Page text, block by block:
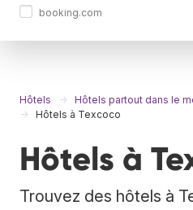
booking.com
Hôtels Hôtels partout dans le
Hôtels à Texcoco
Hôtels à
Trouvez des hôtels à